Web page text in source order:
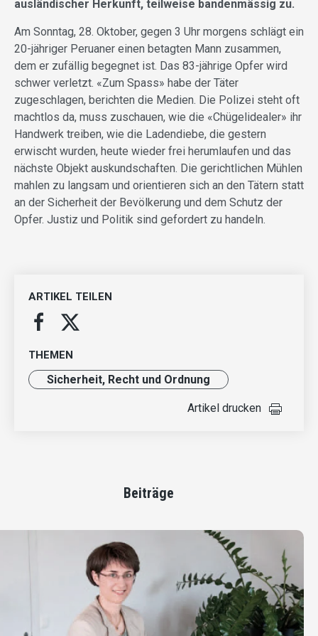
ausländischer Herkunft, teilweise bandenmässig zu.
Am Sonntag, 28. Oktober, gegen 3 Uhr morgens schlägt ein
20-jähriger Peruaner einen betagten Mann zusammen,
dem er zufällig begegnet ist. Das 83-jährige Opfer wird
schwer verletzt. «Zum Spass» habe der Täter
zugeschlagen, berichten die Medien. Die Polizei steht oft
machtlos da, muss zuschauen, wie die «Chügelidealer» ihr
Handwerk treiben, wie die Ladendiebe, die gestern
erwischt wurden, heute wieder frei herumlaufen und das
nächste Objekt auskundschaften. Die gerichtlichen Mühlen
mahlen zu langsam und orientieren sich an den Tätern statt
an der Sicherheit der Bevölkerung und dem Schutz der
Opfer. Justiz und Politik sind gefordert zu handeln.
ARTIKEL TEILEN
THEMEN
Sicherheit, Recht und Ordnung
Artikel drucken
Beiträge